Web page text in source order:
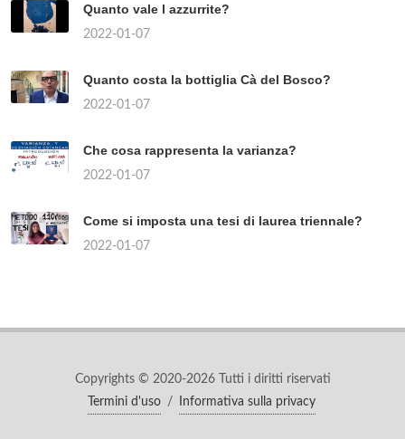
Quanto vale l azzurrite?
2022-01-07
Quanto costa la bottiglia Cà del Bosco?
2022-01-07
Che cosa rappresenta la varianza?
2022-01-07
Come si imposta una tesi di laurea triennale?
2022-01-07
Copyrights © 2020-2026 Tutti i diritti riservati
Termini d'uso
/ Informativa sulla privacy